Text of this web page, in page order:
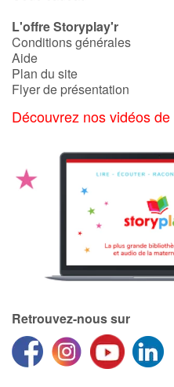
L'offre Storyplay'r
Conditions générales
Aide
Plan du site
Flyer de présentation
Découvrez nos vidéos
Retrouvez-nous sur